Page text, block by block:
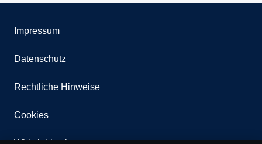
Impressum
Datenschutz
Rechtliche Hinweise
Cookies